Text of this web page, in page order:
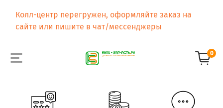
Колл-центр перегружен, оформляйте заказ на
сайте или пишите в чат/мессенджеры
0